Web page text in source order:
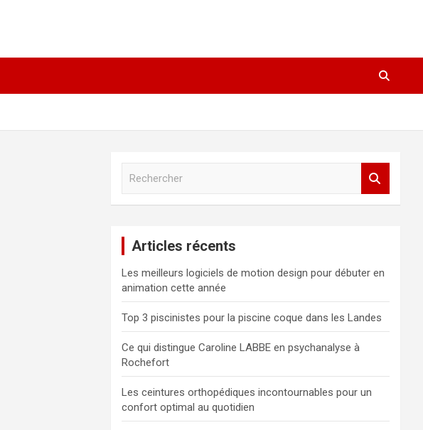
c
h
e
r
Articles récents
Les meilleurs logiciels de motion design pour débuter en
animation cette année
Top 3 piscinistes pour la piscine coque dans les Landes
Ce qui distingue Caroline LABBE en psychanalyse à
Rochefort
Les ceintures orthopédiques incontournables pour un
confort optimal au quotidien